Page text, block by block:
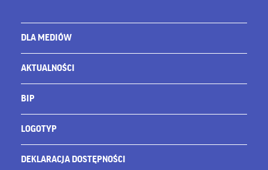
DLA MEDIÓW
AKTUALNOŚCI
BIP
LOGOTYP
DEKLARACJA DOSTĘPNOŚCI